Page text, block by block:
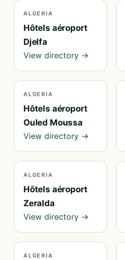
ALGERIA
Hôtels aéroport
Djelfa
View directory →
ALGERIA
Hôtels aéroport
Ouled Moussa
View directory →
ALGERIA
Hôtels aéroport
Zeralda
View directory →
ALGERIA